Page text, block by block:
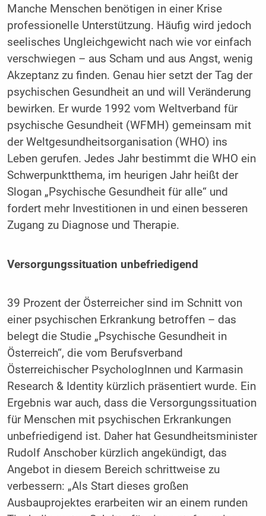
Manche Menschen benötigen in einer Krise
professionelle Unterstützung. Häufig wird jedoch
seelisches Ungleichgewicht nach wie vor einfach
verschwiegen – aus Scham und aus Angst, wenig
Akzeptanz zu finden. Genau hier setzt der Tag der
psychischen Gesundheit an und will Veränderung
bewirken. Er wurde 1992 vom Weltverband für
psychische Gesundheit (WFMH) gemeinsam mit
der Weltgesundheitsorganisation (WHO) ins
Leben gerufen. Jedes Jahr bestimmt die WHO ein
Schwerpunktthema, im heurigen Jahr heißt der
Slogan „Psychische Gesundheit für alle“ und
fordert mehr Investitionen in und einen besseren
Zugang zu Diagnose und Therapie.
Versorgungssituation unbefriedigend
39 Prozent der Österreicher sind im Schnitt von
einer psychischen Erkrankung betroffen – das
belegt die Studie „Psychische Gesundheit in
Österreich“, die vom Berufsverband
Österreichischer PsychologInnen und Karmasin
Research & Identity kürzlich präsentiert wurde. Ein
Ergebnis war auch, dass die Versorgungssituation
für Menschen mit psychischen Erkrankungen
unbefriedigend ist. Daher hat Gesundheitsminister
Rudolf Anschober kürzlich angekündigt, das
Angebot in diesem Bereich schrittweise zu
verbessern: „Als Start dieses großen
Ausbauprojektes erarbeiten wir an einem runden